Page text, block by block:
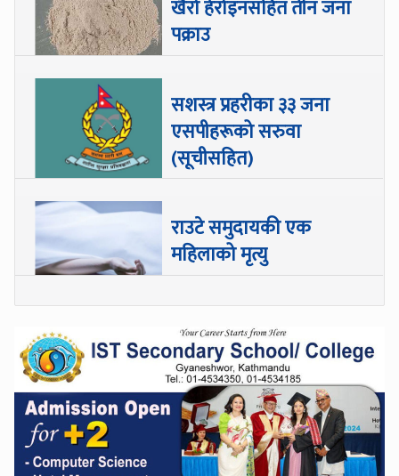
खैरो हेरोइनसहित तीन जना
पक्राउ
सशस्त्र प्रहरीका ३३ जना
एसपीहरूको सरुवा
(सूचीसहित)
राउटे समुदायकी एक
महिलाको मृत्यु